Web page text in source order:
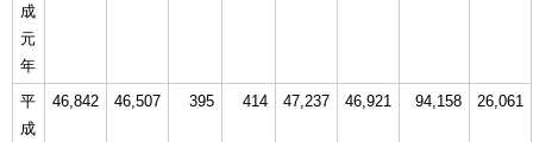
成
元
年
平
成
46,842 46,507 395 414 47,237 46,921 94,158 26,061